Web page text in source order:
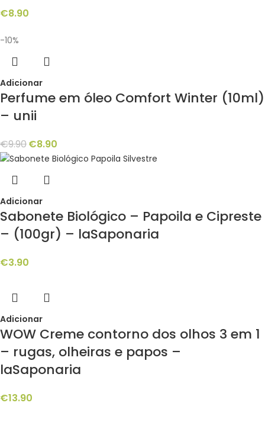
€8.90
-10%
Adicionar
Perfume em óleo Comfort Winter (10ml)
– unii
€9.90€8.90
Adicionar
Sabonete Biológico – Papoila e Cipreste
– (100gr) – laSaponaria
€3.90
Adicionar
WOW Creme contorno dos olhos 3 em 1
– rugas, olheiras e papos –
laSaponaria
€13.90